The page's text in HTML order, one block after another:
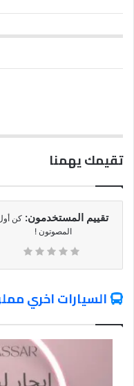
تقيمك يهمنا
تقييم المستخدمون: كن
المصوتون !
السيارات اخري